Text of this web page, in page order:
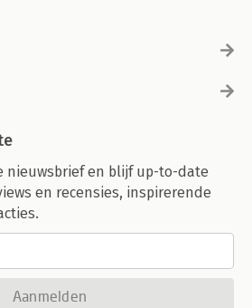
nieuwsbrief en blijf up-to-date
en recensies, inspirerende
Aanmelden